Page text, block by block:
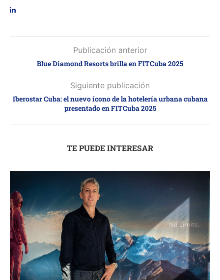
Publicación anterior
Blue Diamond Resorts brilla en FITCuba 2025
Siguiente publicación
Iberostar Cuba: el nuevo ícono de la hotelería urbana cubana
presentado en FITCuba 2025
TE PUEDE INTERESAR